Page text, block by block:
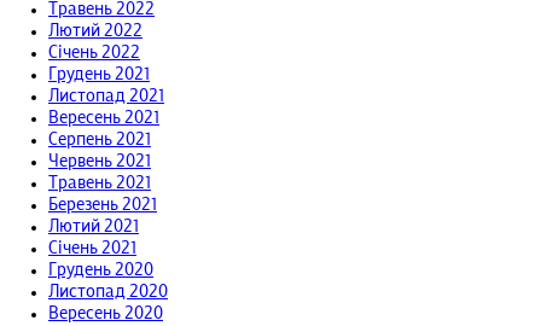
Травень 2022
Лютий 2022
Січень 2022
Грудень 2021
Листопад 2021
Вересень 2021
Серпень 2021
Червень 2021
Травень 2021
Березень 2021
Лютий 2021
Січень 2021
Грудень 2020
Листопад 2020
Вересень 2020